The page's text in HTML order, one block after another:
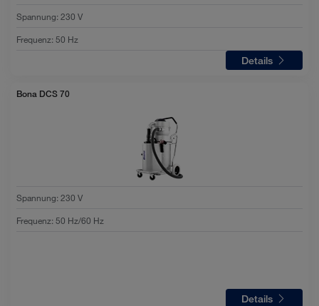
Spannung:230 V
Frequenz:50 Hz
Details
Bona DCS 70
Spannung:230 V
Frequenz:50 Hz/60 Hz
Details